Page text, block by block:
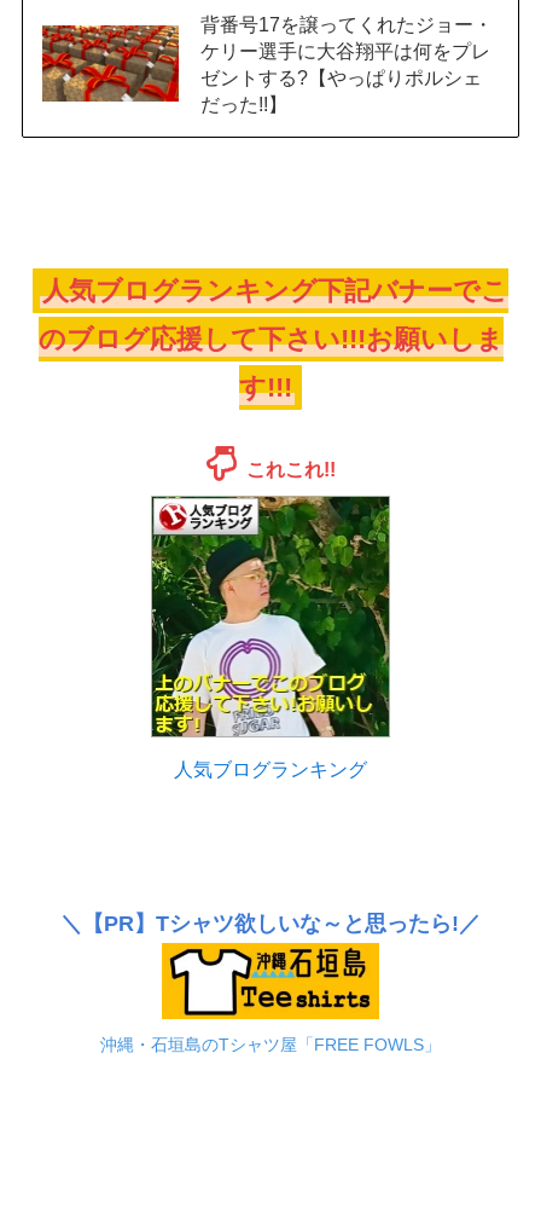
背番号17を譲ってくれたジョー・
ケリー選手に大谷翔平は何をプレ
ゼントする?【やっぱりポルシェ
だった!!】
人気ブログランキング下記バナーでこ
のブログ応援して下さい!!!お願いしま
す!!!
これこれ!!
人気ブログランキング
＼ 【PR】 Tシャツ欲しいな～と思ったら!／
沖縄・石垣島のTシャツ屋「FREE FOWLS」